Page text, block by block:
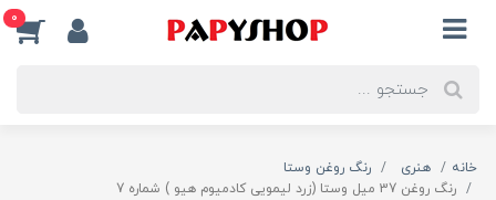
0
خانه هنری
رنگ روغن وستا
رنگ روغن 37 میل وستا (زرد لیمویی کادمیوم هیو ) شماره 7